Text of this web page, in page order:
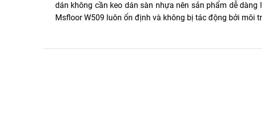
dán không cần keo dán sàn nhựa nên sản phẩm dễ
Msfloor W509 luôn ổn định và không bị tác động bởi môi